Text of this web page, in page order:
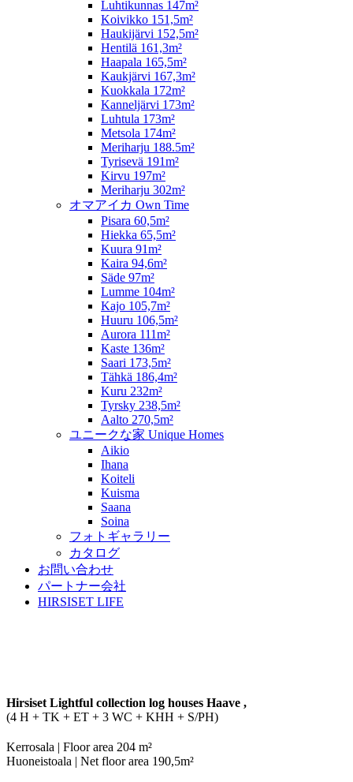
Luhtikunnas 147m²
Koivikko 151,5m²
Haukijärvi 152,5m²
Hentilä 161,3m²
Haapala 165,5m²
Kaukjärvi 167,3m²
Kuokkala 172m²
Kanneljärvi 173m²
Luhtula 173m²
Metsola 174m²
Meriharju 188.5m²
Tyrisevä 191m²
Kirvu 197m²
Meriharju 302m²
オマアイカ Own Time
Pisara 60,5m²
Hiekka 65,5m²
Kuura 91m²
Kaira 94,6m²
Säde 97m²
Lumme 104m²
Kajo 105,7m²
Huuru 106,5m²
Aurora 111m²
Kaste 136m²
Saari 173,5m²
Tähkä 186,4m²
Kuru 232m²
Tyrsky 238,5m²
Aalto 270,5m²
ユニークな家 Unique Homes
Aikio
Ihana
Koiteli
Kuisma
Saana
Soina
フォトギャラリー
カタログ
お問い合わせ
パートナー会社
HIRSISET LIFE
Hirsiset Lightful collection log houses Haave ,
(4 H + TK + ET + 3 WC + KHH + S/PH)
Kerrosala | Floor area 204 m²
Huoneistoala | Net floor area 190,5m²